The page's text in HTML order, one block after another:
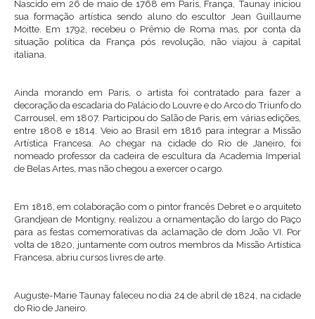
Nascido em 26 de maio de 1768 em Paris, França, Taunay iniciou
sua formação artística sendo aluno do escultor Jean Guillaume
Moitte. Em 1792, recebeu o Prêmio de Roma mas, por conta da
situação política da França pós revolução, não viajou à capital
italiana.
Ainda morando em Paris, o artista foi contratado para fazer a
decoração da escadaria do Palácio do Louvre e do Arco do Triunfo do
Carrousel, em 1807. Participou do Salão de Paris, em várias edições,
entre 1808 e 1814. Veio ao Brasil em 1816 para integrar a Missão
Artística Francesa. Ao chegar na cidade do Rio de Janeiro, foi
nomeado professor da cadeira de escultura da Academia Imperial
de Belas Artes, mas não chegou a exercer o cargo.
Em 1818, em colaboração com o pintor francês Debret e o arquiteto
Grandjean de Montigny, realizou a ornamentação do largo do Paço
para as festas comemorativas da aclamação de dom João VI. Por
volta de 1820, juntamente com outros membros da Missão Artística
Francesa, abriu cursos livres de arte.
Auguste-Marie Taunay faleceu no dia 24 de abril de 1824, na cidade
do Rio de Janeiro.